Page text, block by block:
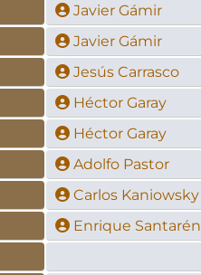
Javier Gámir
Javier Gámir
Jesús Carrasco
Héctor Garay
Héctor Garay
Adolfo Pastor
Carlos Kaniowsky
Enrique Santarén